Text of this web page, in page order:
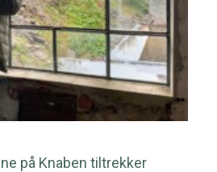
på Knaben tiltrekker